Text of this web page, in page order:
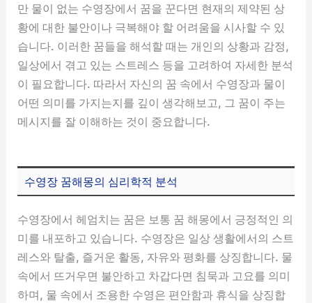
만 물이 없는 수영장에서 꿈을 꾼다면 현재의 제약된 상
황에 대한 불안이나 극복해야 할 어려움을 시사할 수 있
습니다. 이러한 꿈들을 해석할 때는 개인의 상황과 감정,
일상에서 겪고 있는 스트레스 등을 고려하여 자세한 분석
이 필요합니다. 따라서 자신의 꿈 속에서 수영장과 물이
어떤 의미를 가지는지를 깊이 생각해보고, 그 꿈이 주는
메시지를 잘 이해하는 것이 중요합니다.
수영장 꿈해몽의 심리학적 분석
수영장에서 헤엄치는 꿈은 보통 꿈 해몽에서 긍정적인 의
미를 내포하고 있습니다. 수영장은 일상 생활에서의 스트
레스와 탈출, 즐거운 활동, 자유와 평화를 상징합니다. 물
속에서 뜨거우면 불안하고 차갑다면 침묵과 고요를 의미
하며, 물 속에서 조용한 수영은 편안함과 휴식을 상징합